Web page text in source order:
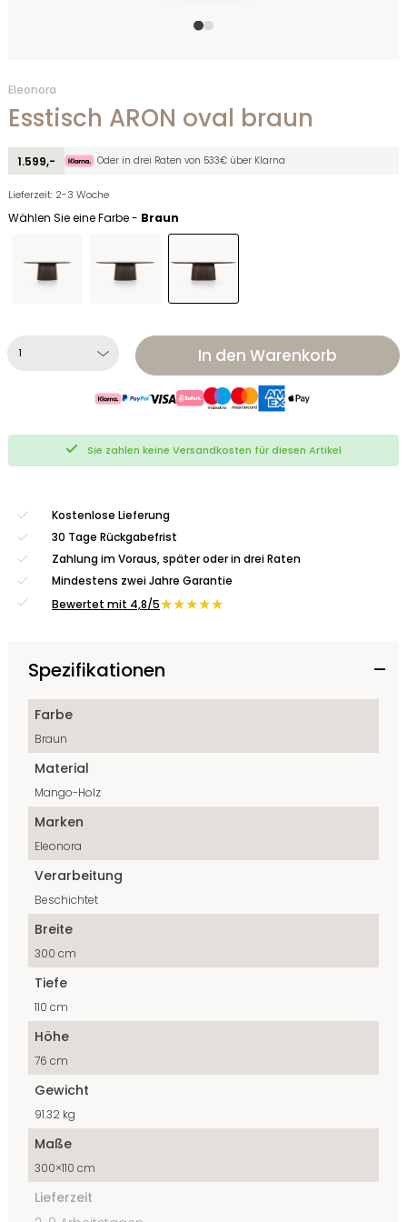
Eleonora
Esstisch ARON oval braun
1.599,- Oder in drei Raten von 533€ über Klarna
Lieferzeit: 2-3 Woche
Wählen Sie eine Farbe - Braun
In den Warenkorb
Sie zahlen keine Versandkosten für diesen Artikel
Kostenlose Lieferung
30 Tage Rückgabefrist
Zahlung im Voraus, später oder in drei Raten
Mindestens zwei Jahre Garantie
Bewertet mit 4,8/5★★★★★
Spezifikationen
Farbe
Braun
Material
Mango-Holz
Marken
Eleonora
Verarbeitung
Beschichtet
Breite
300 cm
Tiefe
110 cm
Höhe
76 cm
Gewicht
91.32 kg
Maße
300×110 cm
Lieferzeit